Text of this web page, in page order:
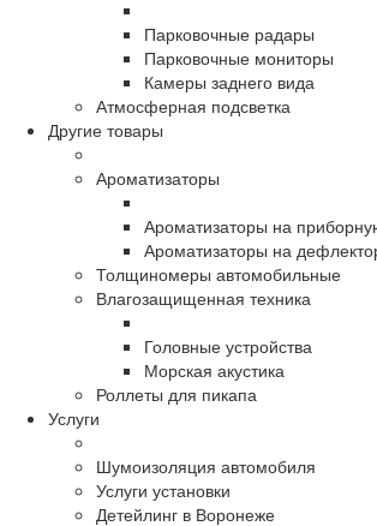
Парковочные радары
Парковочные мониторы
Камеры заднего вида
Атмосферная подсветка
Другие товары
Ароматизаторы
Ароматизаторы на
Ароматизаторы на
Толщиномеры автомобильные
Влагозащищенная техника
Головные устройства
Морская акустика
Роллеты для пикапа
Услуги
Шумоизоляция автомобиля
Услуги установки
Детейлинг в Воронеже